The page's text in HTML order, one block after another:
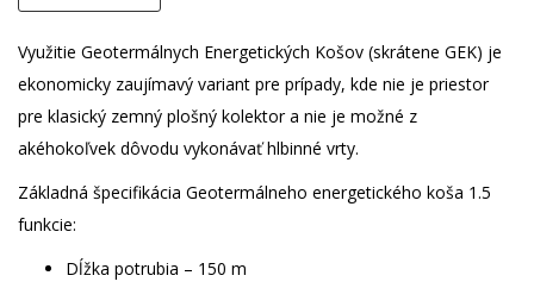
Využitie Geotermálnych Energetických Košov (skrátene GEK) je
ekonomicky zaujímavý variant pre prípady, kde nie je priestor
pre klasický zemný plošný kolektor a nie je možné z
akéhokoľvek dôvodu vykonávať hlbinné vrty.
Základná špecifikácia Geotermálneho energetického koša 1.5
funkcie:
Dĺžka potrubia – 150 m